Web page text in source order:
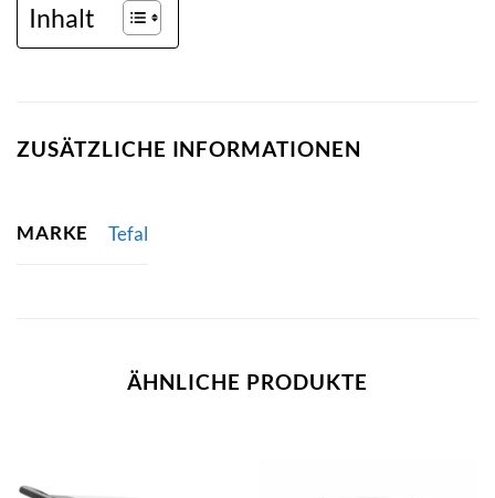
Inhalt
ZUSÄTZLICHE INFORMATIONEN
MARKE Tefal
ÄHNLICHE PRODUKTE